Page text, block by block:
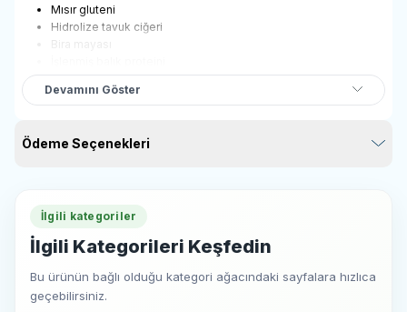
Mısır gluteni
Hidrolize tavuk ciğeri
Bira mayası
Hamsi yağı
Karides unu
Tuz
Kızılcık tozu
Analitik Bileşenler
Ham Yağ %18
Ham Kül %8
Devamını Göster
Ödeme Seçenekleri
İlgili kategoriler
İlgili Kategorileri Keşfedin
Bu ürünün bağlı olduğu kategori ağacındaki sayfalara hızlıca
geçebilirsiniz.